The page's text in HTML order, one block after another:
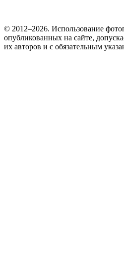
© 2012–2026. Использование
опубликованных на сайте,
их авторов и c обязательным